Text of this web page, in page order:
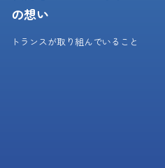
の想い
トランスが取り組んでいること